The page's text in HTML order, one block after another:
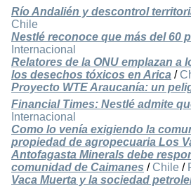
Río Andalién y descontrol
Chile
Nestlé reconoce que más del 60
Internacional
Relatores de la ONU emplazan
los desechos tóxicos en Arica /
Proyecto WTE Araucanía: un
Financial Times: Nestlé admite
Internacional
Como lo venía exigiendo la
propiedad de agropecuaria Los
Antofagasta Minerals debe
comunidad de Caimanes / Chile /
Vaca Muerta y la sociedad